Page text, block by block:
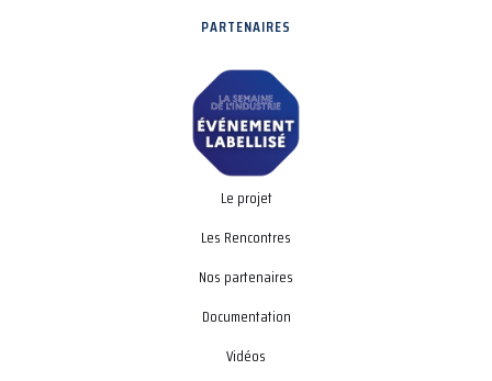
PARTENAIRES
Le projet
Les Rencontres
Nos partenaires
Documentation
Vidéos